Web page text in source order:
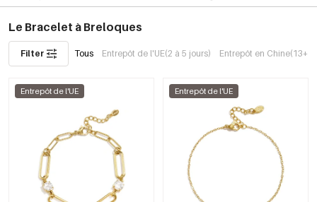
Le Bracelet à Breloques
Filter Tous Entrepôt de l'UE(2 à 5 jours) Entrepôt en Chine(13+
Entrepôt de l'UE Entrepôt de l'UE